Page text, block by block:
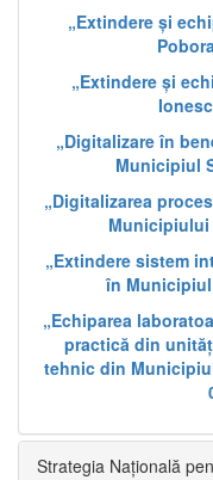
„Extindere și
„Extindere și
„Digitalizare în
Municipiul
„Digitalizarea
Municipiului
„Extindere sistem
în Municipiul
„Echiparea
practică din
tehnic din
Strategia Națională